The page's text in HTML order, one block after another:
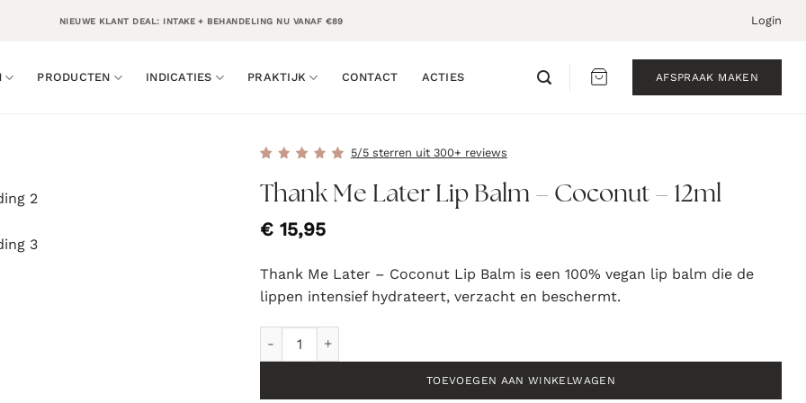
NIEUWE KLANT DEAL: INTAKE + BEHANDELING NU VANAF €89 Login
PRODUCTEN INDICATIES PRAKTIJK CONTACT ACTIES AFSPRAAK MAKEN
5/5 sterren uit 300+ reviews
Thank Me Later Lip Balm – Coconut – 12ml
€ 15,95
Thank Me Later – Coconut Lip Balm is een 100% vegan lip balm die de
lippen intensief hydrateert, verzacht en beschermt.
TOEVOEGEN AAN WINKELWAGEN